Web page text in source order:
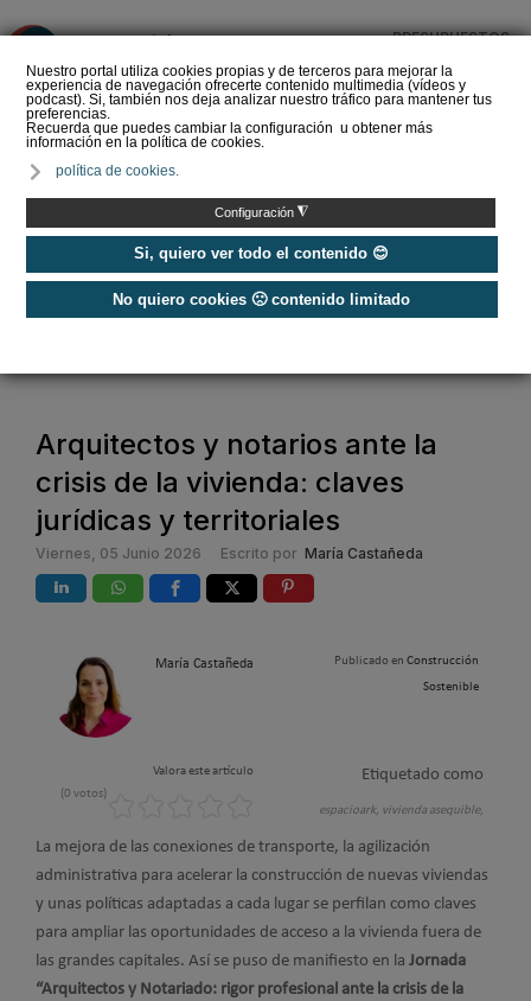
Nuestro portal utiliza cookies propias y de terceros para mejorar la
experiencia de navegación ofrecerte contenido multimedia (vídeos y
podcast). Si, también nos deja analizar nuestro tráfico para mantener tus
preferencias.
Recuerda que puedes cambiar la configuración u obtener más
información en la política de cookies.
política de cookies.
Configuración ◮
Si, quiero ver todo el contenido 😊
No quiero cookies 🙁 contenido limitado
PRESUPUESTOS
influye en el aislamiento
de un…
Construcción Sostenible
/
Arquitectos y notarios ante la
crisis de la vivienda: claves
jurídicas y territoriales
Viernes, 05 Junio 2026 Escrito por María Castañeda
María Castañeda Publicado en Construcción
Sostenible
Valora este artículo
(0 votos)
Etiquetado como
espacioark, vivienda asequible,
La mejora de las conexiones de transporte, la agilización
administrativa para acelerar la construcción de nuevas viviendas
y unas políticas adaptadas a cada lugar se perfilan como claves
para ampliar las oportunidades de acceso a la vivienda fuera de
las grandes capitales. Así se puso de manifiesto en la Jornada
“Arquitectos y Notariado: rigor profesional ante la crisis de la